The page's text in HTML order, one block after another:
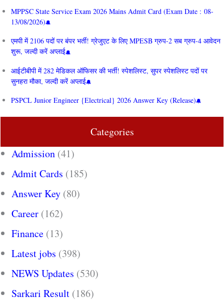
MPPSC State Service Exam 2026 Mains Admit Card (Exam Date : 08-
13/08/2026)
एमपी में 2106 पदों पर बंपर भर्ती! ग्रेजुएट के लिए MPESB ग्रुप-2 सब ग्रुप-4 आवेदन
शुरू, जल्दी करें अप्लाई
आईटीबीपी में 282 मेडिकल ऑफिसर की भर्ती! स्पेशलिस्ट, सुपर स्पेशलिस्ट पदों पर
सुनहरा मौका, जल्दी करें अप्लाई
PSPCL Junior Engineer {Electrical} 2026 Answer Key (Release)
Categories
Admission (41)
Admit Cards (185)
Answer Key (80)
Career (162)
Finance (13)
Latest jobs (398)
NEWS Updates (530)
Sarkari Result (186)